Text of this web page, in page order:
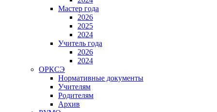
Мастер года
2026
2025
2024
Учитель года
2026
2024
ОРКСЭ
Нормативные документы
Учителям
Родителям
Архив